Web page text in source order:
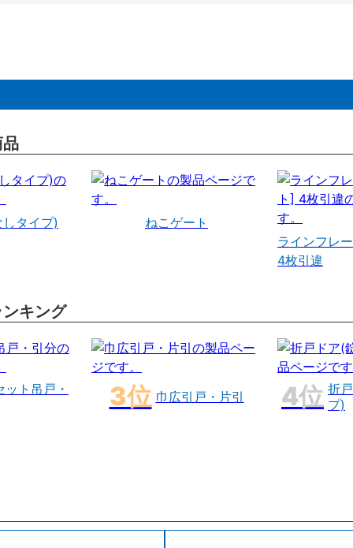
タイプ)
ねこゲート
ラインフレ
4枚引違
キング
ト吊戸・ 巾広引戸・片引
折
プ)